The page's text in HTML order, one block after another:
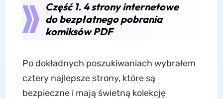
Część 1. 4 strony internetowe
do bezpłatnego pobrania
komiksów PDF
Po dokładnych poszukiwaniach wybrałem
cztery najlepsze strony, które są
bezpieczne i mają świetną kolekcję